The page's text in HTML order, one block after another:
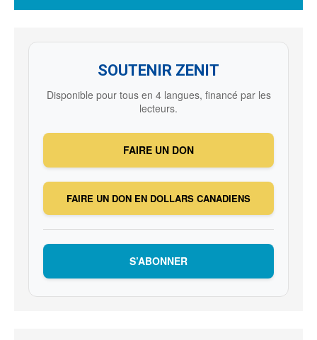
SOUTENIR ZENIT
Disponible pour tous en 4 langues, financé par les
lecteurs.
FAIRE UN DON
FAIRE UN DON EN DOLLARS CANADIENS
S’ABONNER